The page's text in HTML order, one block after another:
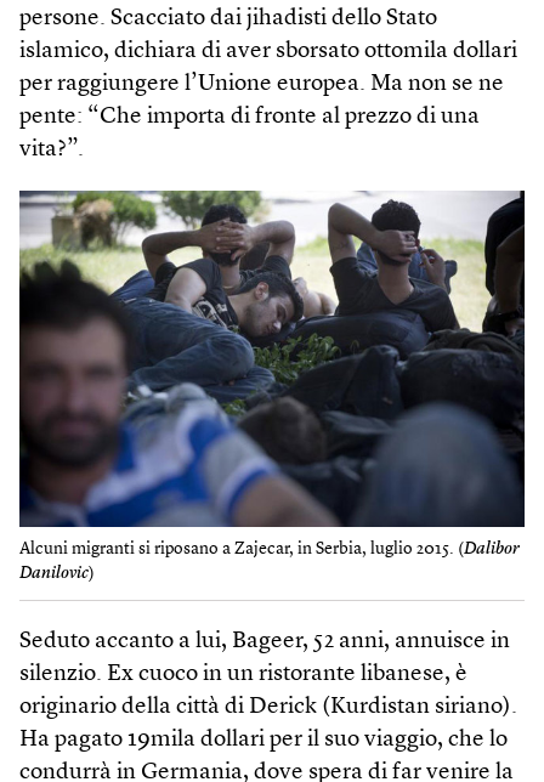
persone. Scacciato dai jihadisti dello Stato
islamico, dichiara di aver sborsato ottomila dollari
per raggiungere l’Unione europea. Ma non se ne
pente: “Che importa di fronte al prezzo di una
vita?”.
Alcuni migranti si riposano a Zajecar, in Serbia, luglio 2015. (Dalibor
Danilovic)
Seduto accanto a lui, Bageer, 52 anni, annuisce in
silenzio. Ex cuoco in un ristorante libanese, è
originario della città di Derick (Kurdistan siriano).
Ha pagato 19mila dollari per il suo viaggio, che lo
condurrà in Germania, dove spera di far venire la